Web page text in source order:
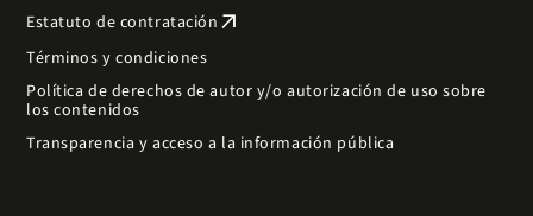
Estatuto de contratación arrow_outward
Términos y condiciones
Política de derechos de autor y/o autorización de uso sobre
los contenidos
Transparencia y acceso a la información pública